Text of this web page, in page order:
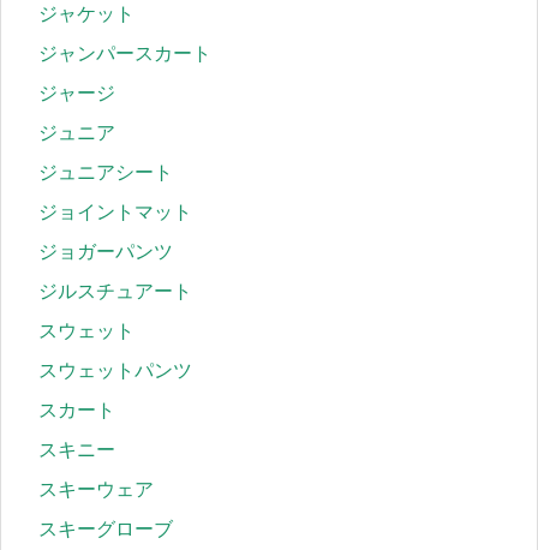
ジャケット
ジャンパースカート
ジャージ
ジュニア
ジュニアシート
ジョイントマット
ジョガーパンツ
ジルスチュアート
スウェット
スウェットパンツ
スカート
スキニー
スキーウェア
スキーグローブ